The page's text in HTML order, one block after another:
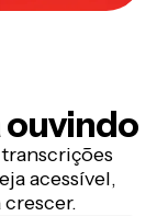
ouvindo
acessível,